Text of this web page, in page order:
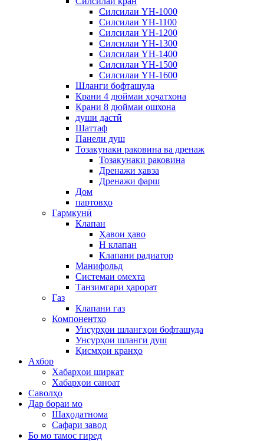
Силсилаи YH-1000
Силсилаи YH-1100
Силсилаи YH-1200
Силсилаи YH-1300
Силсилаи YH-1400
Силсилаи YH-1500
Силсилаи YH-1600
Шланги бофташуда
Крани 4 дюймаи ҳоҷатхона
Крани 8 дюймаи ошхона
души дастӣ
Шаттаф
Панели душ
Тозакунаки раковина ва дренаж
Тозакунаки раковина
Дренажи ҳавза
Дренажи фарш
Дом
партовҳо
Гармкунӣ
Клапан
Ҳавои ҳаво
H клапан
Клапани радиатор
Манифольд
Системаи омехта
Танзимгари ҳарорат
Газ
Клапани газ
Компонентхо
Унсурҳои шлангҳои бофташуда
Унсурҳои шланги душ
Қисмҳои кранҳо
Ахбор
Хабарҳои ширкат
Хабарҳои саноат
Саволҳо
Дар бораи мо
Шаҳодатнома
Сафари завод
Бо мо тамос гиред